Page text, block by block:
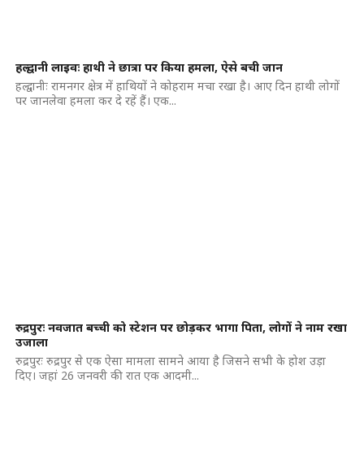
हल्द्वानी लाइवः हाथी ने छात्रा पर किया हमला, ऐसे बची जान
हल्द्वानीः रामनगर क्षेत्र में हाथियों ने कोहराम मचा रखा है। आए दिन हाथी लोगों
पर जानलेवा हमला कर दे रहें हैं। एक...
रुद्रपुरः नवजात बच्ची को स्टेशन पर छोड़कर भागा पिता, लोगों ने नाम रखा
उजाला
रुद्रपुरः रुद्रपुर से एक ऐसा मामला सामने आया है जिसने सभी के होश उड़ा
दिए। जहां 26 जनवरी की रात एक आदमी...